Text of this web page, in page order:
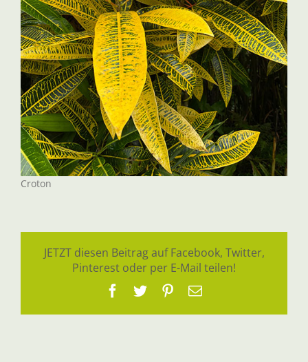
Croton
JETZT diesen Beitrag auf Facebook, Twitter,
Pinterest oder per E-Mail teilen!
Facebook
TwitterPinterest
E-